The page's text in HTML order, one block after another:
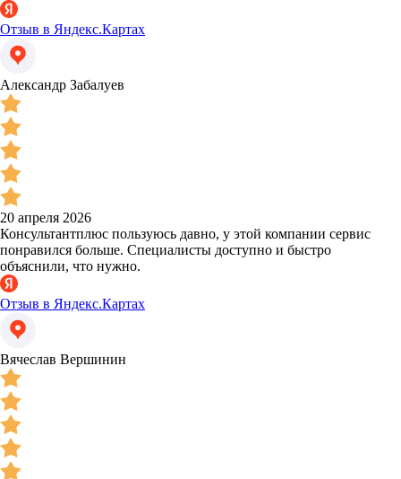
Отзыв в Яндекс.Картах
Александр Забалуев
20 апреля 2026
Консультантплюс пользуюсь давно, у этой компании сервис
понравился больше. Специалисты доступно и быстро
объяснили, что нужно.
Отзыв в Яндекс.Картах
Вячеслав Вершинин